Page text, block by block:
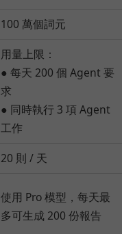
100 萬個詞元
用量上限：
● 每天 200 個 Agent 要
求
● 同時執行 3 項 Agent
工作
20 則 / 天
使用 Pro 模型，每天最
多可生成 200 份報告